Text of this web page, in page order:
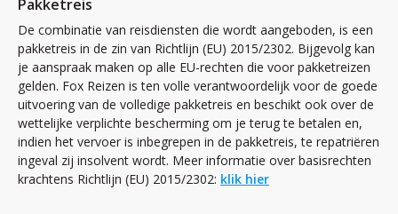
Pakketreis
De combinatie van reisdiensten die wordt aangeboden, is een
pakketreis in de zin van Richtlijn (EU) 2015/2302. Bijgevolg kan
je aanspraak maken op alle EU-rechten die voor pakketreizen
gelden. Fox Reizen is ten volle verantwoordelijk voor de goede
uitvoering van de volledige pakketreis en beschikt ook over de
wettelijke verplichte bescherming om je terug te betalen en,
indien het vervoer is inbegrepen in de pakketreis, te repatriëren
ingeval zij insolvent wordt. Meer informatie over basisrechten
krachtens Richtlijn (EU) 2015/2302: klik hier